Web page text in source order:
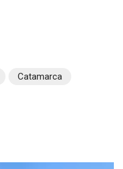
Catamarca